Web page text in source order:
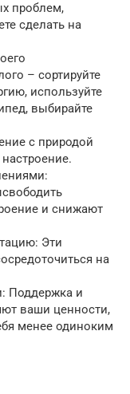
проблем,
сделать на
– сортируйте
используйте
выбирайте
с природой
и снижают
Эти
на
Поддержка и
ваши ценности,
менее одиноким